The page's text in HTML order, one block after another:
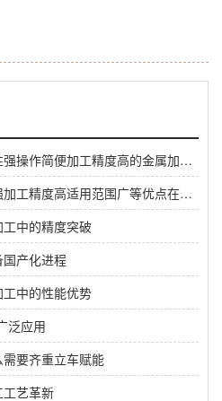
单柱立式车床是一种通用性强操作简便加工精度高的金属加工设备在各种工业领域都有着重要的应用价值
双柱立式车床具有稳定性强加工精度高适用范围广等优点在工程制造领域有着重要的应用价值
中的精度突破
产化进程
中的性能优势
泛应用
要齐重立车赋能
艺革新